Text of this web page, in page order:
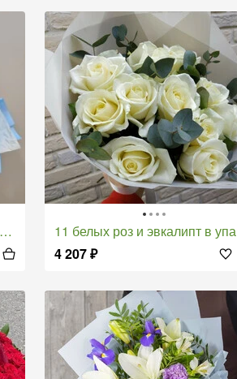
11 белых роз и эвкалипт в упаковке
4 207₽